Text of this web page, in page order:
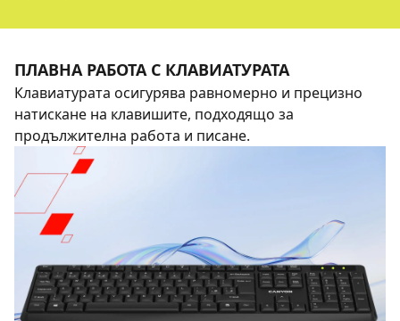
ПЛАВНА РАБОТА С КЛАВИАТУРАТА
Клавиатурата осигурява равномерно и прецизно
натискане на клавишите, подходящо за
продължителна работа и писане.